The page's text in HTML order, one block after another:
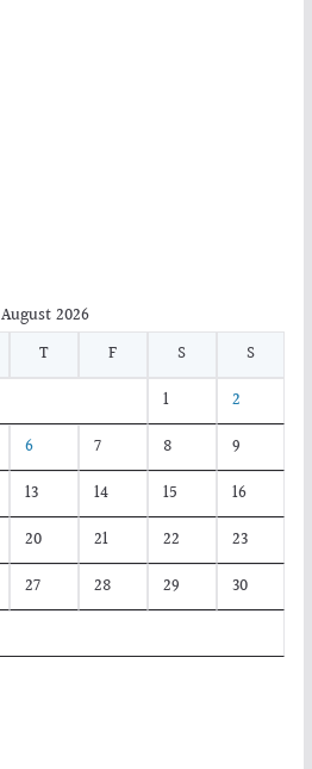
August 2026
T F S
S
1
2
6 7 8
9
13 14 15
16
20 21 22
23
27 28 29
30